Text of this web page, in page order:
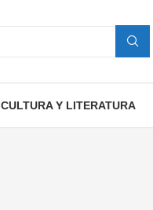
CULTURA Y LITERATURA